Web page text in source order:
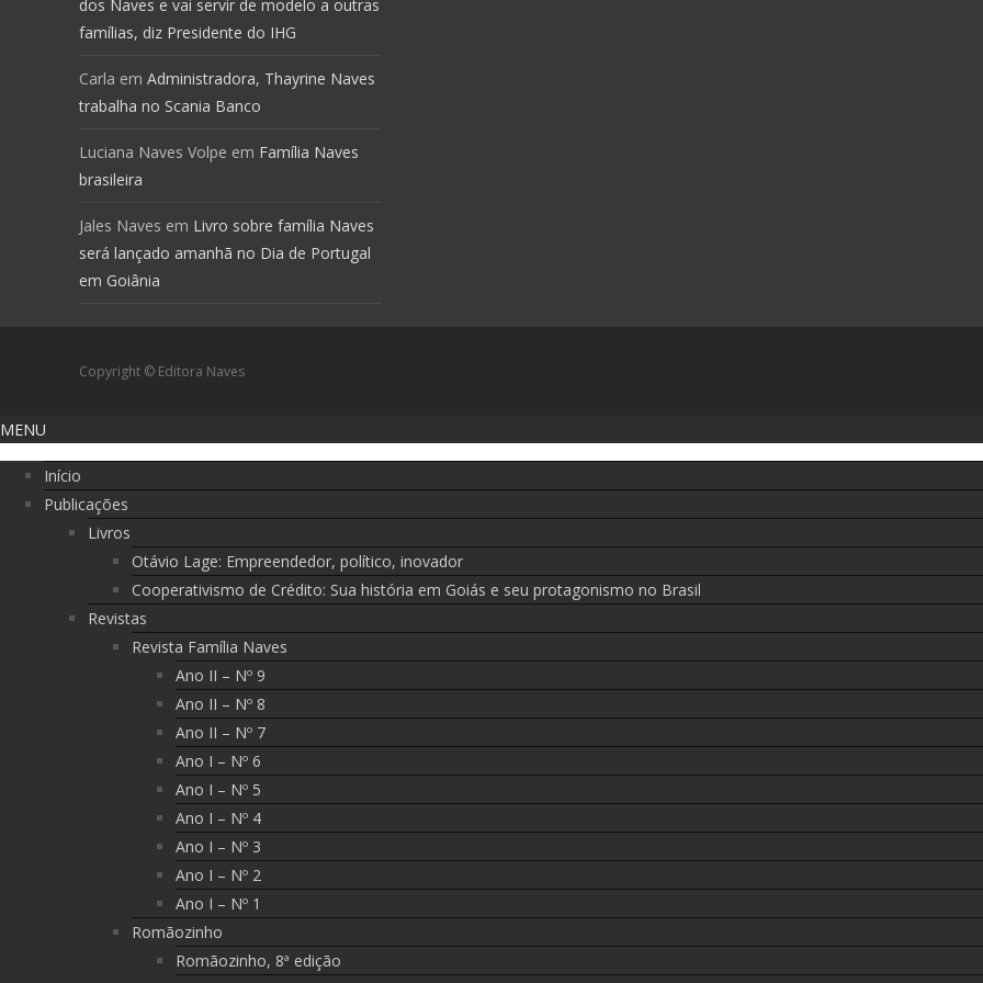
dos Naves e vai servir de modelo a outras
famílias, diz Presidente do IHG
Carla em Administradora, Thayrine Naves
trabalha no Scania Banco
Luciana Naves Volpe em Família Naves
brasileira
Jales Naves em Livro sobre família Naves
será lançado amanhã no Dia de Portugal
em Goiânia
Copyright © Editora Naves
MENU
Início
Publicações
Livros
Otávio Lage: Empreendedor, político, inovador
Cooperativismo de Crédito: Sua história em Goiás e seu protagonismo no Brasil
Revistas
Revista Família Naves
Ano II – Nº 9
Ano II – Nº 8
Ano II – Nº 7
Ano I – Nº 6
Ano I – Nº 5
Ano I – Nº 4
Ano I – Nº 3
Ano I – Nº 2
Ano I – Nº 1
Romãozinho
Romãozinho, 8ª edição